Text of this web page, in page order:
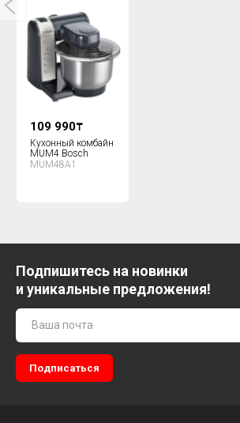
109 990₸
Кухонный комбайн
MUM4 Bosch
MUM48A1
Подпишитесь на новинки
и уникальные предложения!